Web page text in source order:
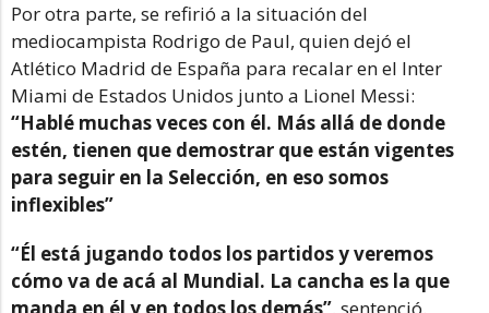
Por otra parte, se refirió a la situación del
mediocampista Rodrigo de Paul, quien dejó el
Atlético Madrid de España para recalar en el Inter
Miami de Estados Unidos junto a Lionel Messi:
“Hablé muchas veces con él. Más allá de donde
estén, tienen que demostrar que están vigentes
para seguir en la Selección, en eso somos
inflexibles”
“Él está jugando todos los partidos y veremos
cómo va de acá al Mundial. La cancha es la que